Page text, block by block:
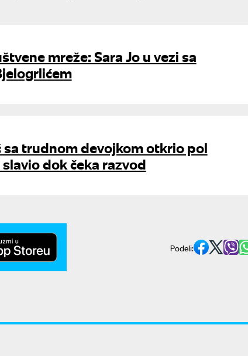
mreže: Sara Jo u vezi sa
sa trudnom devojkom otkrio pol
slavio dok čeka razvod
Podeli: